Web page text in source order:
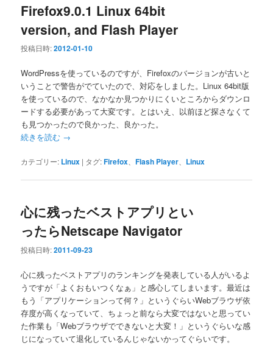
Firefox9.0.1 Linux 64bit
version, and Flash Player
投稿日時:2012-01-10
WordPressを使っているのですが、Firefoxのバージョンが古いと
いうことで警告がでていたので、対応をしました。Linux 64bit版
を使っているので、なかなか見つかりにくいところからダウンロ
ードする必要があって大変です。とはいえ、以前ほど探さなくて
も見つかったので良かった、良かった。
続きを読む →
カテゴリー: Linux | タグ:Firefox 、Flash Player Linux
心に残ったベストアプリとい
ったらNetscape Navigator
投稿日時:2011-09-23
心に残ったベストアプリのランキングを発表している人がいるよ
うですが「よくおもいつくなぁ」と感心してしまいます。最近は
もう「アプリケーションって何？」というぐらいWebブラウザ依
存度が高くなっていて、ちょっと前なら大変ではないと思ってい
た作業も「Webブラウザでできないと大変！」というぐらいな感
じになっていて退化しているんじゃないかってぐらいです。